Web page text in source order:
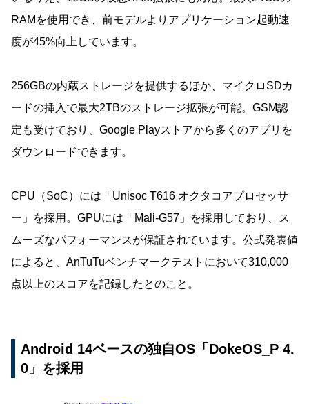
RAMを使用でき、前モデルよりアプリケーション起動速
度が45%向上しています。
256GBの内蔵ストレージを提供するほか、マイクロSDカ
ードの挿入で最大2TBのストレージ拡張が可能。GSM認
定も受けており、Google Playストアから多くのアプリを
ダウンロードできます。
CPU（SoC）には「Unisoc T616 オクタコアプロセッサ
ー」を採用。GPUには「Mali-G57」を採用しており、ス
ムーズなパフォーマンスが保証されています。公式発表値
によると、AnTuTuベンチマークテストにおいて310,000
点以上のスコアを記録したとのこと。
Android 14ベースの独自OS「DokeOS_P 4.
0」を採用